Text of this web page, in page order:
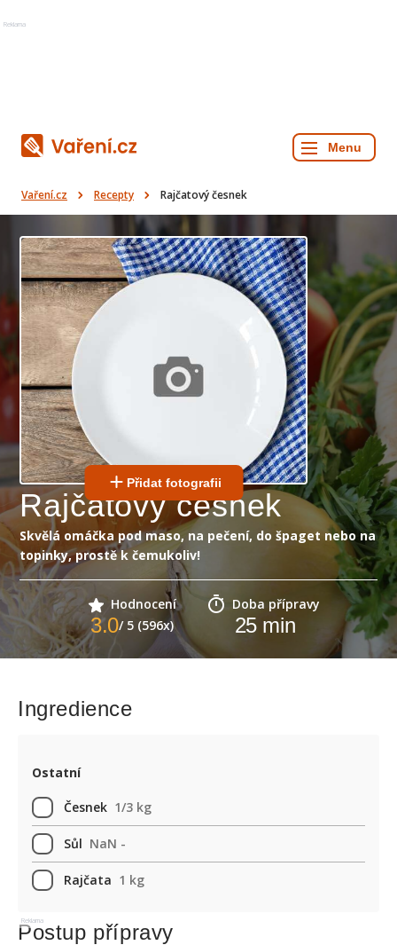
Reklama
Vaření.cz Recepty Rajčatový česnek
Přidat fotografii
Rajčatový česnek
Skvělá omáčka pod maso, na pečení, do špaget nebo na
topinky, prostě k čemukoliv!
Hodnocení
3.0/ 5 (596x)
Doba přípravy
25min
Ingredience
Ostatní
Česnek 1/3 kg
Sůl NaN -
Rajčata 1 kg
Reklama
Postup přípravy